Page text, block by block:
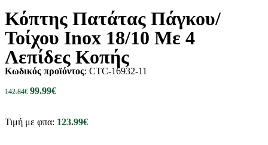
Κόπτης Πατάτας Πάγκου/
Τοίχου Inox 18/10 Με 4
Λεπίδες Κοπής
Κωδικός προϊόντος: CTC-16932-11
142.84€ 99.99€
Τιμή με φπα: 123.99€